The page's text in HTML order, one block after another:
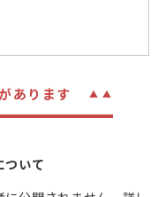
あります
ついて